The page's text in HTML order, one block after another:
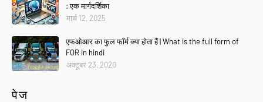
: एक मार्गदर्शिका
मार्च 12, 2025
एफओआर का फुल फॉर्म क्या होता हैं | What is the full form of
FOR in hindi
अक्टूबर 23, 2020
पेज